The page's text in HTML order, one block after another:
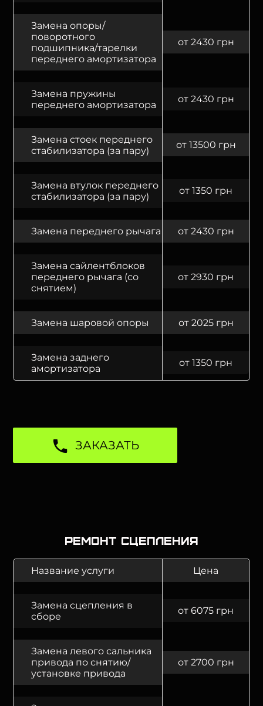
Замена опоры/
поворотного
подшипника/тарелки
переднего амортизатора
от 2430 грн
Замена пружины
переднего амортизатора
от 2430 грн
Замена стоек переднего
стабилизатора (за пару)
от 13500 грн
Замена втулок переднего
стабилизатора (за пару)
от 1350 грн
Замена переднего рычага от 2430 грн
Замена сайлентблоков
переднего рычага (со
снятием)
от 2930 грн
Замена шаровой опоры от 2025 грн
Замена заднего
амортизатора
от 1350 грн
ЗАКАЗАТЬ
Ремонт сцепления
Название услуги Цена
Замена сцепления в
сборе
от 6075 грн
Замена левого сальника
привода по снятию/
установке привода
от 2700 грн